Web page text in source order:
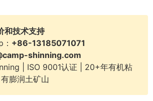
和技术支持
+86-13185071071
shinning.com
| ISO 9001认证 | 20+年有机粘
膨润土矿山